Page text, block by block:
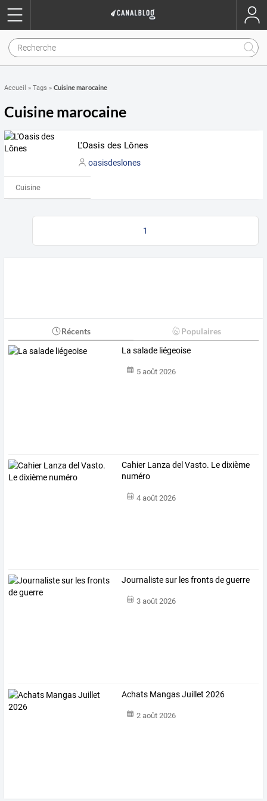
Accueil » Tags » Cuisine marocaine
Cuisine marocaine
L'Oasis des Lônes
oasisdeslones
Cuisine
1
Récents Populaires
La salade liégeoise
5 août 2026
Cahier Lanza del Vasto. Le dixième
numéro
4 août 2026
Journaliste sur les fronts de guerre
3 août 2026
Achats Mangas Juillet 2026
2 août 2026